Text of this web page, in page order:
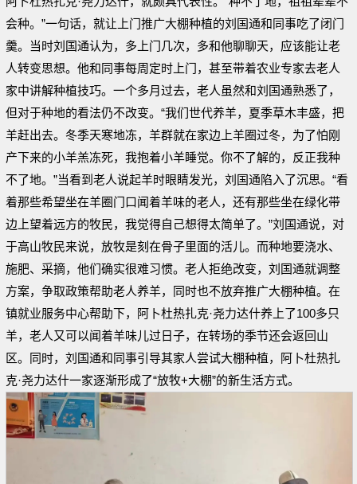
会种。”一句话，就让上门推广大棚种植的刘国通和同事吃了闭门
羹。当时刘国通认为，多上门几次，多和他聊聊天，应该能让老
人转变思想。他和同事每周定时上门，甚至带着农业专家去老人
家中讲解种植技巧。一个多月过去，老人虽然和刘国通熟悉了，
但对于种地的看法仍不改变。“我们世代养羊，夏季草木丰盛，把
羊赶出去。冬季天寒地冻，羊群就在家边上羊圈过冬，为了怕刚
产下来的小羊羔冻死，我抱着小羊睡觉。你不了解的，反正我种
不了地。”当看到老人说起羊时眼睛发光，刘国通陷入了沉思。“看
着那些希望坐在羊圈门口闻着羊味的老人，还有那些坐在绿化带
边上望着远方的牧民，我觉得自己想得太简单了。”刘国通说，对
于高山牧民来说，放牧是刻在骨子里面的活儿。而种地要浇水、
施肥、采摘，他们确实很难习惯。老人拒绝改变，刘国通就调整
方案，争取政策帮助老人养羊，同时也不放弃推广大棚种植。在
镇就业服务中心帮助下，阿卜杜热扎克·尧力达什养上了100多只
羊，老人又可以闻着羊味儿过日子，在转场的季节还会返回山
区。同时，刘国通和同事引导其家人尝试大棚种植，阿卜杜热扎
克·尧力达什一家逐渐形成了“放牧+大棚”的新生活方式。